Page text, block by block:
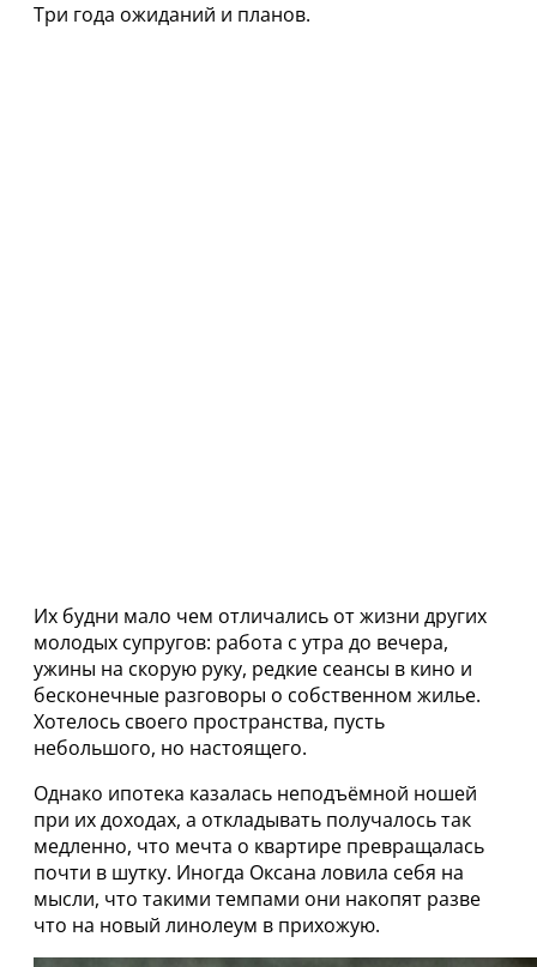
Три года ожиданий и планов.
Их будни мало чем отличались от жизни других
молодых супругов: работа с утра до вечера,
ужины на скорую руку, редкие сеансы в кино и
бесконечные разговоры о собственном жилье.
Хотелось своего пространства, пусть
небольшого, но настоящего.
Однако ипотека казалась неподъёмной ношей
при их доходах, а откладывать получалось так
медленно, что мечта о квартире превращалась
почти в шутку. Иногда Оксана ловила себя на
мысли, что такими темпами они накопят разве
что на новый линолеум в прихожую.